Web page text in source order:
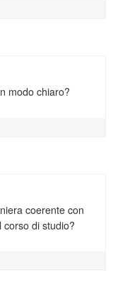
modo chiaro?
coerente con
di studio?